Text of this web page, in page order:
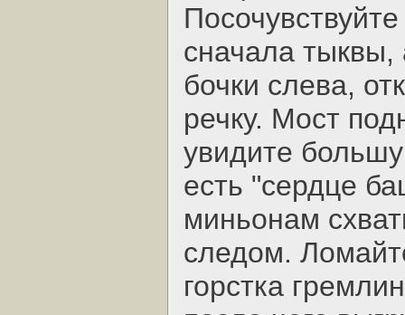
сначала
бочки слева,
речку. Мост
увидите
есть "сердце
миньонам
следом.
горстка